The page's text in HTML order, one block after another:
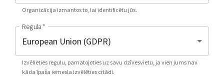
Organizācija izmantos to, lai identificētu jūs.
Regula *
Izvēlieties regulu, pamatojoties uz savu dzīvesvietu, ja vien jums nav
kāda īpaša iemesla izvēlēties citādi.